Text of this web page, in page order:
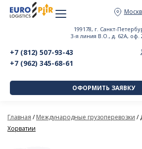
199178, г. Санкт-
3-я линия В.О., д. 62А, оф.
+7 (812) 507-93-43
+7 (962) 345-68-61
ОФОРМИТЬ ЗАЯВКУ
Главная /Международные грузоперевозки /
Хорватии